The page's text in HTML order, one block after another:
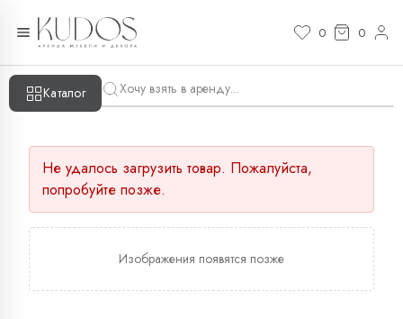
0 0
Каталог
Не удалось загрузить товар. Пожалуйста,
попробуйте позже.
Изображения появятся позже